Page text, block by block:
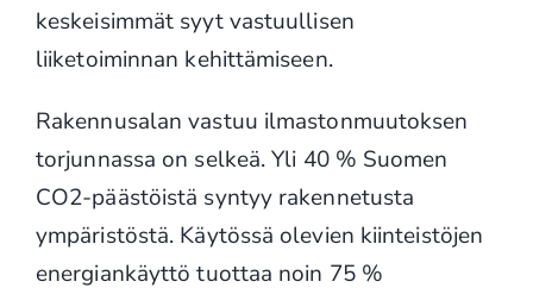
keskeisimmät syyt vastuullisen
liiketoiminnan kehittämiseen.
Rakennusalan vastuu ilmastonmuutoksen
torjunnassa on selkeä. Yli 40 % Suomen
CO2-päästöistä syntyy rakennetusta
ympäristöstä. Käytössä olevien kiinteistöjen
energiankäyttö tuottaa noin 75 %